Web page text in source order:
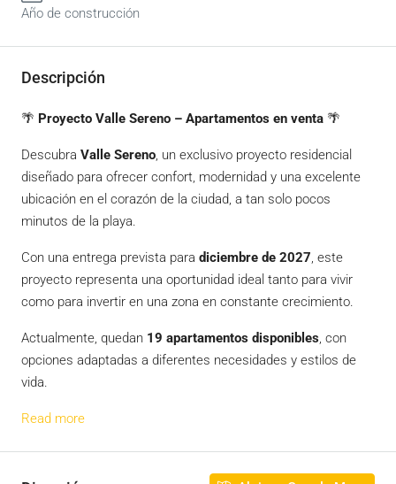
Año de construcción
Descripción
🌴 Proyecto Valle Sereno – Apartamentos en venta 🌴
Descubra Valle Sereno, un exclusivo proyecto residencial
diseñado para ofrecer confort, modernidad y una excelente
ubicación en el corazón de la ciudad, a tan solo pocos
minutos de la playa.
Con una entrega prevista para diciembre de 2027, este
proyecto representa una oportunidad ideal tanto para vivir
como para invertir en una zona en constante crecimiento.
Actualmente, quedan 19 apartamentos disponibles, con
opciones adaptadas a diferentes necesidades y estilos de
vida.
Read more